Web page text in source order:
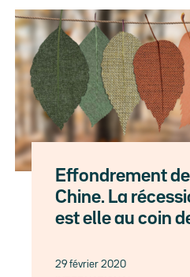
Effondrement
Chine. La
est elle au coin
29 février 2020